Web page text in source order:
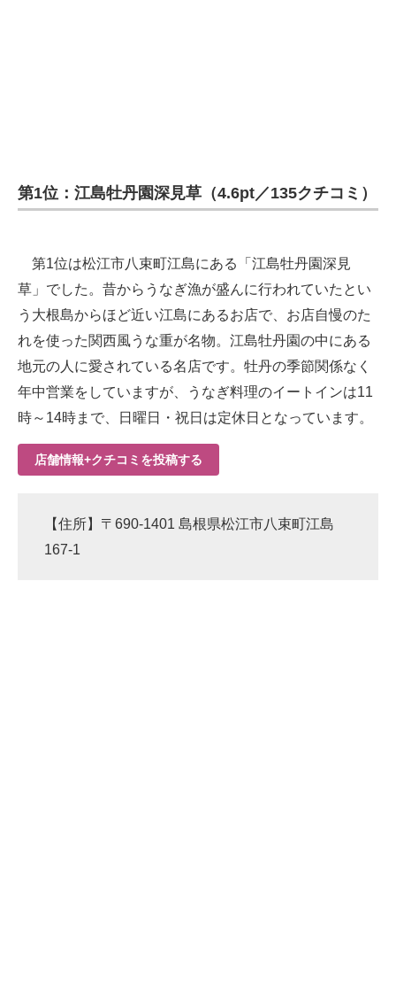
第1位：江島牡丹園深見草（4.6pt／135クチコミ）
第1位は松江市八束町江島にある「江島牡丹園深見
草」でした。昔からうなぎ漁が盛んに行われていたとい
う大根島からほど近い江島にあるお店で、お店自慢のた
れを使った関西風うな重が名物。江島牡丹園の中にある
地元の人に愛されている名店です。牡丹の季節関係なく
年中営業をしていますが、うなぎ料理のイートインは11
時～14時まで、日曜日・祝日は定休日となっています。
店舗情報+クチコミを投稿する
【住所】〒690-1401 島根県松江市八束町江島
167-1